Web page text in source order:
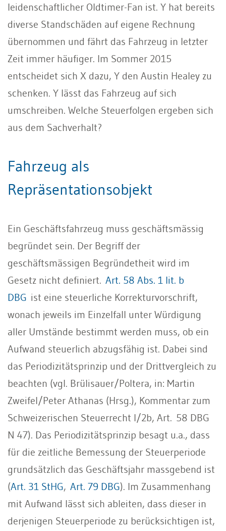
leidenschaftlicher Oldtimer-Fan ist. Y hat bereits
diverse Standschäden auf eigene Rechnung
übernommen und fährt das Fahrzeug in letzter
Zeit immer häufiger. Im Sommer 2015
entscheidet sich X dazu, Y den Austin Healey zu
schenken. Y lässt das Fahrzeug auf sich
umschreiben. Welche Steuerfolgen ergeben sich
aus dem Sachverhalt?
Fahrzeug als
Repräsentationsobjekt
Ein Geschäftsfahrzeug muss geschäftsmässig
begründet sein. Der Begriff der
geschäftsmässigen Begründetheit wird im
Gesetz nicht definiert. Art. 58 Abs. 1 lit. b
DBG ist eine steuerliche Korrekturvorschrift,
wonach jeweils im Einzelfall unter Würdigung
aller Umstände bestimmt werden muss, ob ein
Aufwand steuerlich abzugsfähig ist. Dabei sind
das Periodizitätsprinzip und der Drittvergleich zu
beachten (vgl. Brülisauer/Poltera, in: Martin
Zweifel/Peter Athanas (Hrsg.), Kommentar zum
Schweizerischen Steuerrecht I/2b, Art. 58 DBG
N 47). Das Periodizitätsprinzip besagt u.a., dass
für die zeitliche Bemessung der Steuerperiode
grundsätzlich das Geschäftsjahr massgebend ist
(Art. 31 StHG, Art. 79 DBG). Im Zusammenhang
mit Aufwand lässt sich ableiten, dass dieser in
derjenigen Steuerperiode zu berücksichtigen ist,